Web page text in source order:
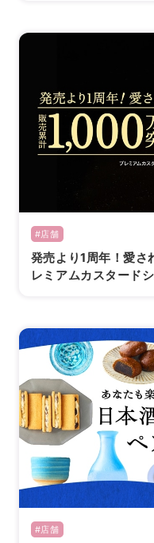
#店舗
発売より1周年！愛
レミアムカスタード
#店舗
岳や末広がりを意味す
つ時」という意味を込
る、こだわりのスイー
さい。